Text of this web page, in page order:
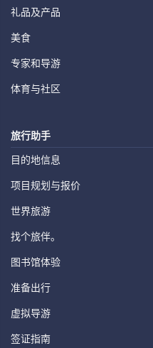
礼品及产品
美食
专家和导游
体育与社区
旅行助手
目的地信息
项目规划与报价
世界旅游
找个旅伴。
图书馆体验
准备出行
虚拟导游
签证指南